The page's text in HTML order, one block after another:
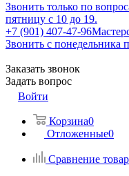
Звонить только по
пятницу с 10 до 19.
+7 (901) 407-47-96
Звонить с понедельника
Заказать звонок
Задать вопрос
Войти
Корзина0
Отложенные0
Сравнение